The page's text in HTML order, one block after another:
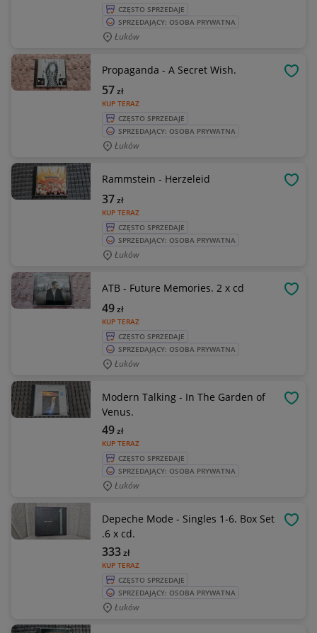
CZĘSTO SPRZEDAJE
SPRZEDAJĄCY: OSOBA PRYWATNA
Łuków
Propaganda - A Secret Wish.
KUP TERAZ
57zł
CZĘSTO SPRZEDAJE
SPRZEDAJĄCY: OSOBA PRYWATNA
Łuków
Rammstein - Herzeleid
KUP TERAZ
37zł
CZĘSTO SPRZEDAJE
SPRZEDAJĄCY: OSOBA PRYWATNA
Łuków
ATB - Future Memories. 2 x cd
KUP TERAZ
49zł
CZĘSTO SPRZEDAJE
SPRZEDAJĄCY: OSOBA PRYWATNA
Łuków
Modern Talking - In The Garden of
Venus.
KUP TERAZ
49zł
CZĘSTO SPRZEDAJE
SPRZEDAJĄCY: OSOBA PRYWATNA
Łuków
Depeche Mode - Singles 1-6. Box Set
.6 x cd.
KUP TERAZ
333zł
CZĘSTO SPRZEDAJE
SPRZEDAJĄCY: OSOBA PRYWATNA
Łuków